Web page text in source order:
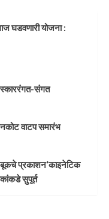
घडवणारी योजना :
संगत
रेनकोट वाटप समारंभ
प्रकाशन‘काइनेटिक
सुपूर्त